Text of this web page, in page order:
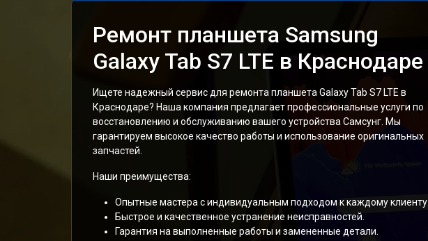
Ремонт планшета Samsung
Galaxy Tab S7 LTE в Краснодаре
Ищете надежный сервис для ремонта планшета Galaxy Tab S7 LTE в
Краснодаре? Наша компания предлагает профессиональные услуги по
восстановлению и обслуживанию вашего устройства Самсунг. Мы
гарантируем высокое качество работы и использование оригинальных
запчастей.
Наши преимущества:
Опытные мастера с индивидуальным подходом к каждому клиенту.
Быстрое и качественное устранение неисправностей.
Гарантия на выполненные работы и замененные детали.